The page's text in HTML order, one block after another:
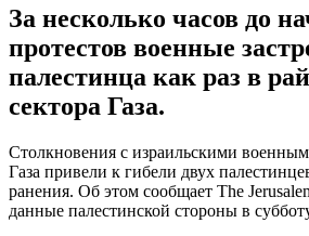
За несколько часов до
протестов военные
палестинца как раз в
сектора Газа.
Столкновения с израильскими
Газа привели к гибели двух
ранения. Об этом сообщает The
данные палестинской стороны в